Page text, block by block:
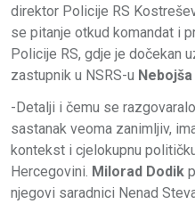
direktor Policije RS
se pitanje otkud komandat i
Policije RS, gdje je dočekan
zastupnik u NSRS-u
-Detalji i čemu se
sastanak veoma zanimljiv,
kontekst i cjelokupnu
Hercegovini. Milorad Dodik
njegovi saradnici Nenad